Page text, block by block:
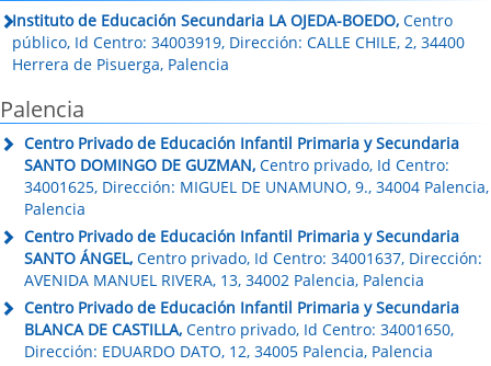
Instituto de Educación Secundaria LA OJEDA-BOEDO, Centro
público, Id Centro: 34003919, Dirección: CALLE CHILE, 2, 34400
Herrera de Pisuerga, Palencia
Palencia
Centro Privado de Educación Infantil Primaria y Secundaria
SANTO DOMINGO DE GUZMAN, Centro privado, Id Centro:
34001625, Dirección: MIGUEL DE UNAMUNO, 9., 34004 Palencia,
Palencia
Centro Privado de Educación Infantil Primaria y Secundaria
SANTO ÁNGEL, Centro privado, Id Centro: 34001637, Dirección:
AVENIDA MANUEL RIVERA, 13, 34002 Palencia, Palencia
Centro Privado de Educación Infantil Primaria y Secundaria
BLANCA DE CASTILLA, Centro privado, Id Centro: 34001650,
Dirección: EDUARDO DATO, 12, 34005 Palencia, Palencia